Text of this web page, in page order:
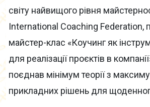
світу найвищого рівня
International Coaching Federation,
майстер-клас «Коучинг як
для реалізації проєктів в
поєднав мінімум теорії з
прикладних рішень для